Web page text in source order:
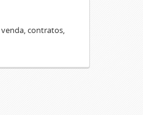
venda, contratos,